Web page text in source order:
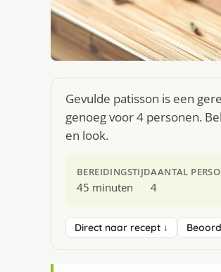
Gevulde patisson is een
genoeg voor 4 personen.
en look.
BEREIDINGSTIJD
45 minuten
AANTAL
4
Direct naar recept ↓